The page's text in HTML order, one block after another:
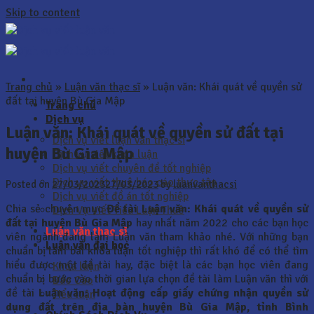
Skip to content
Trang chủ
Dịch vụ
Dịch vụ viết luận văn thạc sĩ
Dịch vụ viết khóa luận
Dịch vụ viết chuyên đề tốt nghiệp
Dịch vụ viết thuê báo cáo thực tập
Dịch vụ viết đồ án tốt nghiệp
Dịch Vụ Viết Tiểu Luận Thuê
Luận văn thạc sĩ
Luận văn đại học
Khóa luận
Báo Cáo
Tiểu luận
Trang chủ » Luận văn thạc sĩ» Luận văn: Khái quát về quyền sử
đất tại huyện Bù Gia Mập
Luận văn: Khái quát về quyền sử đất tại
huyện Bù Gia Mập
Posted on 27/03/202327/03/2023byluanvanthacsi
Chia sẻ chuyên mụcĐề tài Luận văn: Khái quát về quyền sử
đất tại huyện Bù Gia Mập hay nhất năm 2022 cho các bạn học
viên ngành đang làm Luận văn tham khảo nhé. Với những bạn
chuẩn bị làm bài khóa luận tốt nghiệp thì rất khó để có thể tìm
hiểu được một đề tài hay, đặc biệt là các bạn học viên đang
chuẩn bị bước vào thời gian lựa chọn đề tài làm Luận văn thì với
đề tài Luận văn:Hoạt động cấp giấy chứng nhận quyền sử
dụng đất trên địa bàn huyện Bù Gia Mập, tỉnh Bình